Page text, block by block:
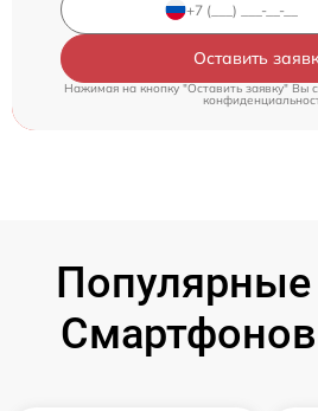
Оставить
Нажимая на кнопку "Оставить заявку" Вы